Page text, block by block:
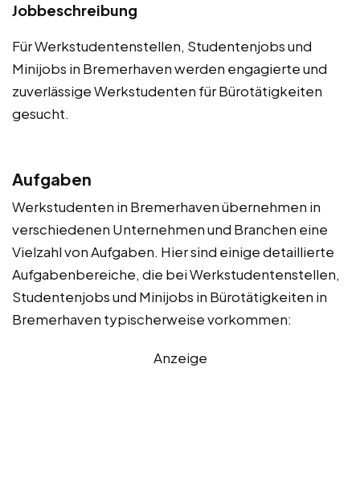
Jobbeschreibung
Für Werkstudentenstellen, Studentenjobs und
Minijobs in Bremerhaven werden engagierte und
zuverlässige Werkstudenten für Bürotätigkeiten
gesucht.
Aufgaben
Werkstudenten in Bremerhaven übernehmen in
verschiedenen Unternehmen und Branchen eine
Vielzahl von Aufgaben. Hier sind einige detaillierte
Aufgabenbereiche, die bei Werkstudentenstellen,
Studentenjobs und Minijobs in Bürotätigkeiten in
Bremerhaven typischerweise vorkommen:
Anzeige